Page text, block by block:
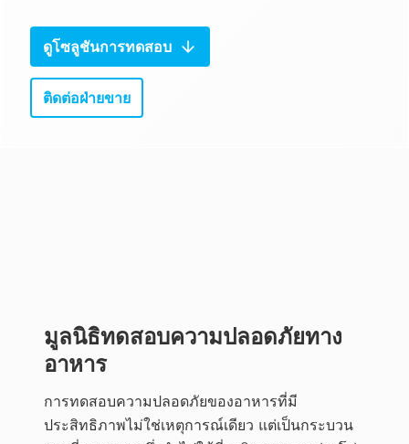
ดูโซลูชันการทดสอบ
ติดต่อฝ่ายขาย
มูลนิธิทดสอบความปลอดภัยทาง
อาหาร
การทดสอบความปลอดภัยของอาหารที่มี
ประสิทธิภาพไม่ใช่เหตุการณ์เดียว แต่เป็นกระบวน